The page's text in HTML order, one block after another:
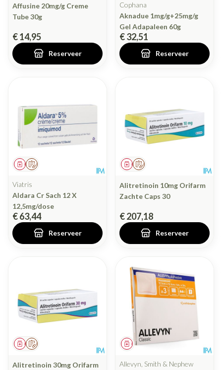
Affusine 20mg/g Creme
Tube 30g
€ 14,95
Reserveer
Cophana
Aknadue 1mg/g+25mg/g
Gel Adapaleen 60g
€ 32,51
Reserveer
Op voorschrift
Geneesmiddel
Viatris
Aldara Cr Sach 12 X
12,5mg/dose
€ 63,44
Reserveer
Op voorschrift
Geneesmiddel
Alitretinoin 10mg Orifarm
Zachte Caps 30
€ 207,18
Reserveer
Op voorschrift
Geneesmiddel
Alitretinoin 30mg Orifarm
Geneesmiddel
Allevyn, Smith & Nephew